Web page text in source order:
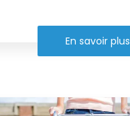
En savoir plus